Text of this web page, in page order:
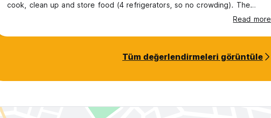
cook, clean up and store food (4 refrigerators, so no crowding). The
dorms were spacious and airy. The bathrooms offered 3 private cubicles
with a sink as well as a toilet in each. There was also a dry room for our
rain gear. All in all, one of the nicer hostels I've stayed in.
Read more
Tüm değerlendirmeleri görüntüle